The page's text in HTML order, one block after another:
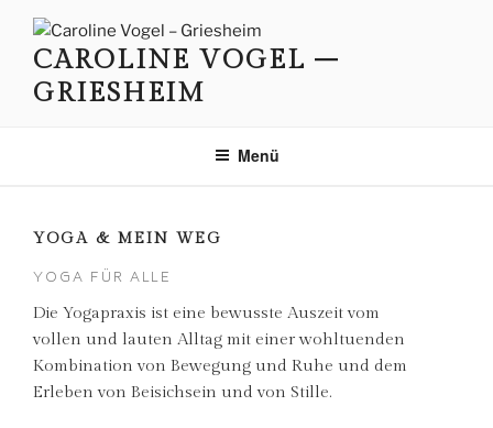
Inhalt
springenCAROLINE VOGEL –
GRIESHEIM
Menü
YOGA & MEIN WEG
YOGA FÜR ALLE
Die Yogapraxis ist eine bewusste Auszeit vom
vollen und lauten Alltag mit einer wohltuenden
Kombination von Bewegung und Ruhe und dem
Erleben von Beisichsein und von Stille.